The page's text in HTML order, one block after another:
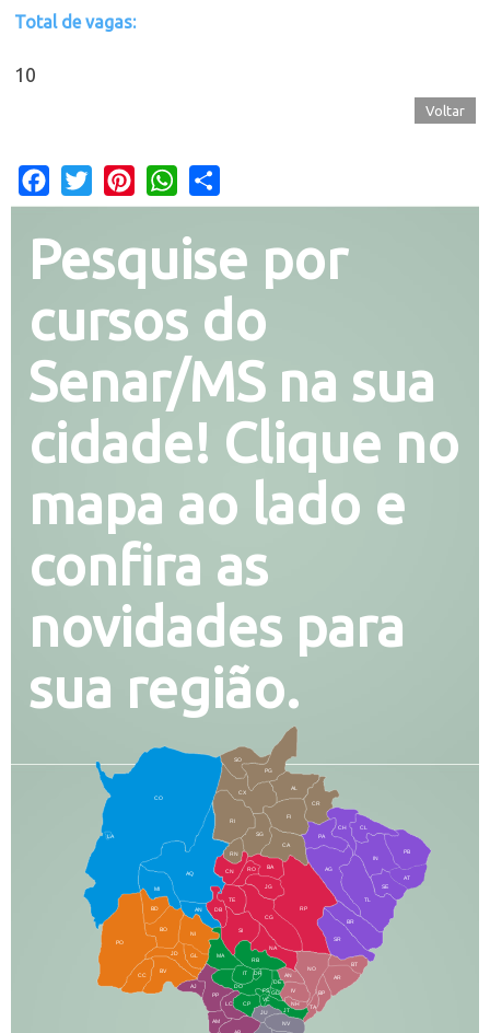
Total de vagas:
10
Voltar
Facebook
Twitter PinterestWhatsApp
Pesquise por
cursos do
Senar/MS na sua
cidade! Clique no
mapa ao lado e
confira as
novidades para
sua região.
CO
AQ
MI
AN
CX
RI
AL
CR
FI
SG
BA
CA
PA
CH CL
PB
SE
TL
AG
BR
SR
BT
AR
RP
RO
JG
CG
SI
NA
TA
NH
JT
RB
MA
IT
DR
DO
CP
JU
NV
BD
BO
NI
JD
PO
BV
CC
PP
AJ
LC
AM
DB
TE
IN
NO
BP
RN
CN
GL
AN
IV
FS
VC
GD
DE
AT
PG
SO
LA